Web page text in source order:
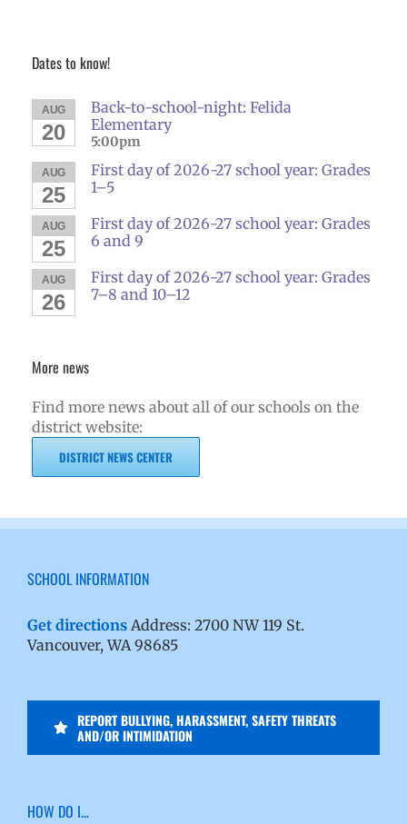
Dates to know!
AUG
20
Back-to-school-night: Felida
Elementary
5:00pm
AUG
25
First day of 2026-27 school year: Grades
1–5
AUG
25
First day of 2026-27 school year: Grades
6 and 9
AUG
26
First day of 2026-27 school year: Grades
7–8 and 10–12
More news
Find more news about all of our schools on the
district website:
DISTRICT NEWS CENTER
SCHOOL INFORMATION
Get directions Address: 2700 NW 119 St.
Vancouver, WA 98685
REPORT BULLYING, HARASSMENT, SAFETY THREATS
AND/OR INTIMIDATION
HOW DO I…